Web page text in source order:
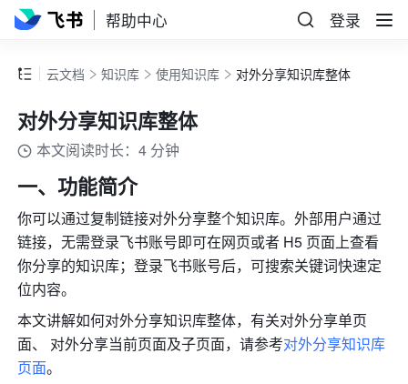
帮助中心 登录
云文档 知识库 使用知识库 对外分享知识库整体
对外分享知识库整体
本文阅读时长：4 分钟
一、功能简介
你可以通过复制链接对外分享整个知识库。外部用户通过
链接，无需登录飞书账号即可在网页或者 H5 页面上查看
你分享的知识库；登录飞书账号后，可搜索关键词快速定
位内容。
本文讲解如何对外分享知识库整体，有关对外分享单页
面、 对外分享当前页面及子页面，请参考对外分享知识库
页面。